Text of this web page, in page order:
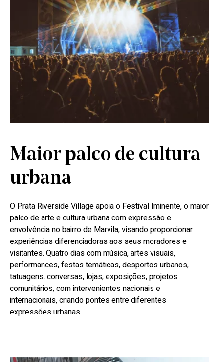
Maior palco de cultura
urbana
O Prata Riverside Village apoia o Festival Iminente, o maior
palco de arte e cultura urbana com expressão e
envolvência no bairro de Marvila, visando proporcionar
experiências diferenciadoras aos seus moradores e
visitantes. Quatro dias com música, artes visuais,
performances, festas temáticas, desportos urbanos,
tatuagens, conversas, lojas, exposições, projetos
comunitários, com intervenientes nacionais e
internacionais, criando pontes entre diferentes
expressões urbanas.